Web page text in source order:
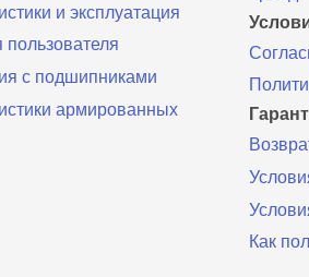
и эксплуатация
с подшипниками
армированных
Как